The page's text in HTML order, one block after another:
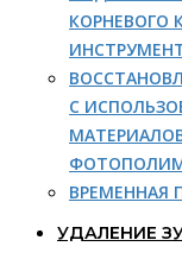
КОРНЕВОГО
С
ВРЕМЕННАЯ
УДАЛЕНИЕ